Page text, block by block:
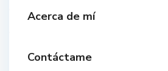
Acerca de mí
Contáctame